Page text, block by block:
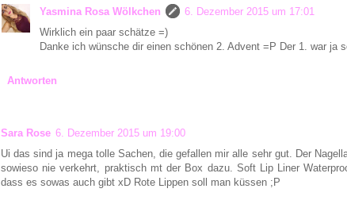
Yasmina Rosa Wölkchen
6. Dezember 2015 um 17:01
Wirklich ein paar schätze =)
Danke ich wünsche dir einen schönen 2. Advent =P Der 1. war ja
Antworten
Sara Rose 6. Dezember 2015 um 19:00
Ui das sind ja mega tolle Sachen, die gefallen mir alle sehr gut. Der
sowieso nie verkehrt, praktisch mt der Box dazu. Soft Lip Liner
dass es sowas auch gibt xD Rote Lippen soll man küssen ;P